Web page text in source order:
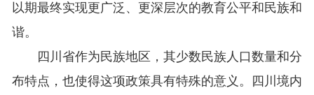
以期最终实现更广泛、更深层次的教育公平和民族和
谐。
四川省作为民族地区，其少数民族人口数量和分
布特点，也使得这项政策具有特殊的意义。四川境内